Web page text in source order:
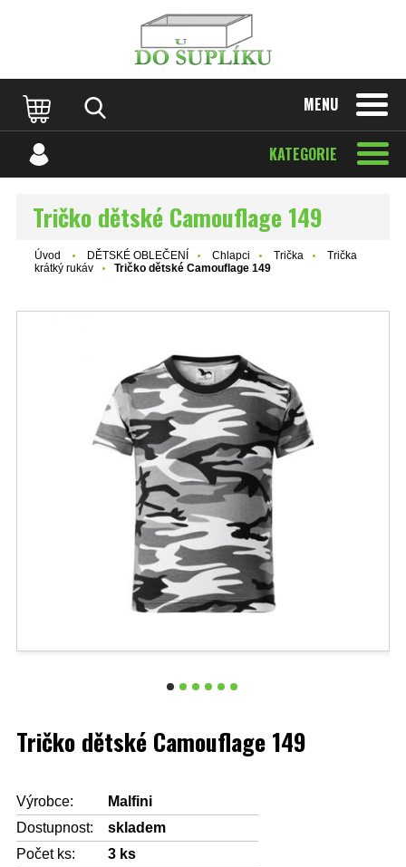
MENU
KATEGORIE
Tričko dětské Camouflage 149
Úvod DĚTSKÉ OBLEČENÍ Chlapci Trička
Trička
krátký rukáv
Tričko dětské Camouflage 149
Tričko dětské Camouflage 149
Výrobce:
Malfini
Dostupnost:
skladem
Počet ks:
3 ks